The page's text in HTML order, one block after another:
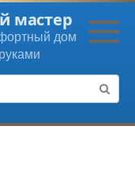
мастер
дом